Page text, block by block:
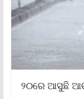
୨୦ରେ ଆସୁଛି